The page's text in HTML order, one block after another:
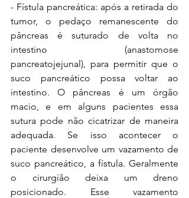
- Fístula pancreática: após a retirada do
tumor, o pedaço remanescente do
pâncreas é suturado de volta no
intestino (anastomose
pancreatojejunal), para permitir que o
suco pancreático possa voltar ao
intestino. O pâncreas é um órgão
macio, e em alguns pacientes essa
sutura pode não cicatrizar de maneira
adequada. Se isso acontecer o
paciente desenvolve um vazamento de
suco pancreático, a fístula. Geralmente
o cirurgião deixa um dreno
posicionado. Esse vazamento